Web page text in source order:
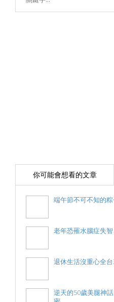
你可能會想看的文章
端午節不可不知的
老年恐罹水腦症失
退休生活沒重心全
逆天的50歲美腿神